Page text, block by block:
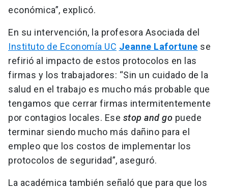
económica”, explicó.
En su intervención, la profesora Asociada del
Instituto de Economía UC Jeanne Lafortune se
refirió al impacto de estos protocolos en las
firmas y los trabajadores: “Sin un cuidado de la
salud en el trabajo es mucho más probable que
tengamos que cerrar firmas intermitentemente
por contagios locales. Ese stop and go puede
terminar siendo mucho más dañino para el
empleo que los costos de implementar los
protocolos de seguridad”, aseguró.
La académica también señaló que para que los